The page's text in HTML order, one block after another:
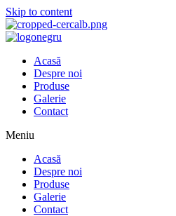
Skip to content
Acasă
Despre noi
Produse
Galerie
Contact
Meniu
Acasă
Despre noi
Produse
Galerie
Contact